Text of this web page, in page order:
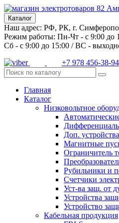
Каталог
Наш адрес: РФ, РК, г.
Режим работы: Пн-Чт - с 9:00 до
Сб - с 9:00 до 15:00 / ВС -
+7 978 456-38-94
Главная
Каталог
Низковольтное
Доп.
Магнитные
Ограничитель
Рубильники и
Счетчики
Уст-ва защ. от
Устройства
Устройство
Кабельная продукция